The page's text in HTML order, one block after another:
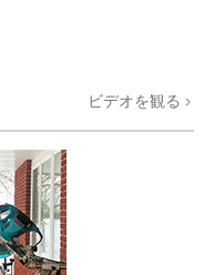
ビデオを観る